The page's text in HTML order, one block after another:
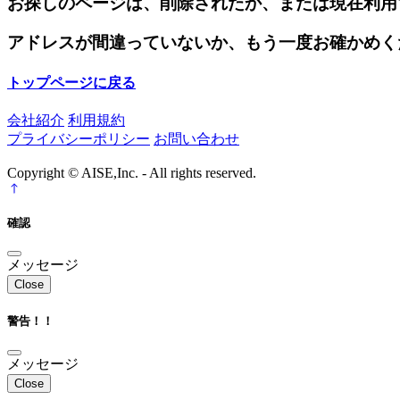
アドレスが間違っていないか、もう一度お確かめ
トップページに戻る
会社紹介 利用規約
プライバシーポリシー お問い合わせ
Copyright © AISE,Inc. - All rights reserved.
確認
メッセージ
Close
警告！！
メッセージ
Close